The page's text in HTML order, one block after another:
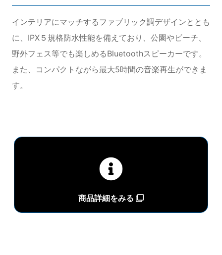
インテリアにマッチするファブリック調デザインととも
に、IPX５規格防水性能を備えており、公園やビーチ、
野外フェス等でも楽しめるBluetoothスピーカーです。
また、コンパクトながら最大5時間の音楽再生ができま
す。
商品詳細をみる